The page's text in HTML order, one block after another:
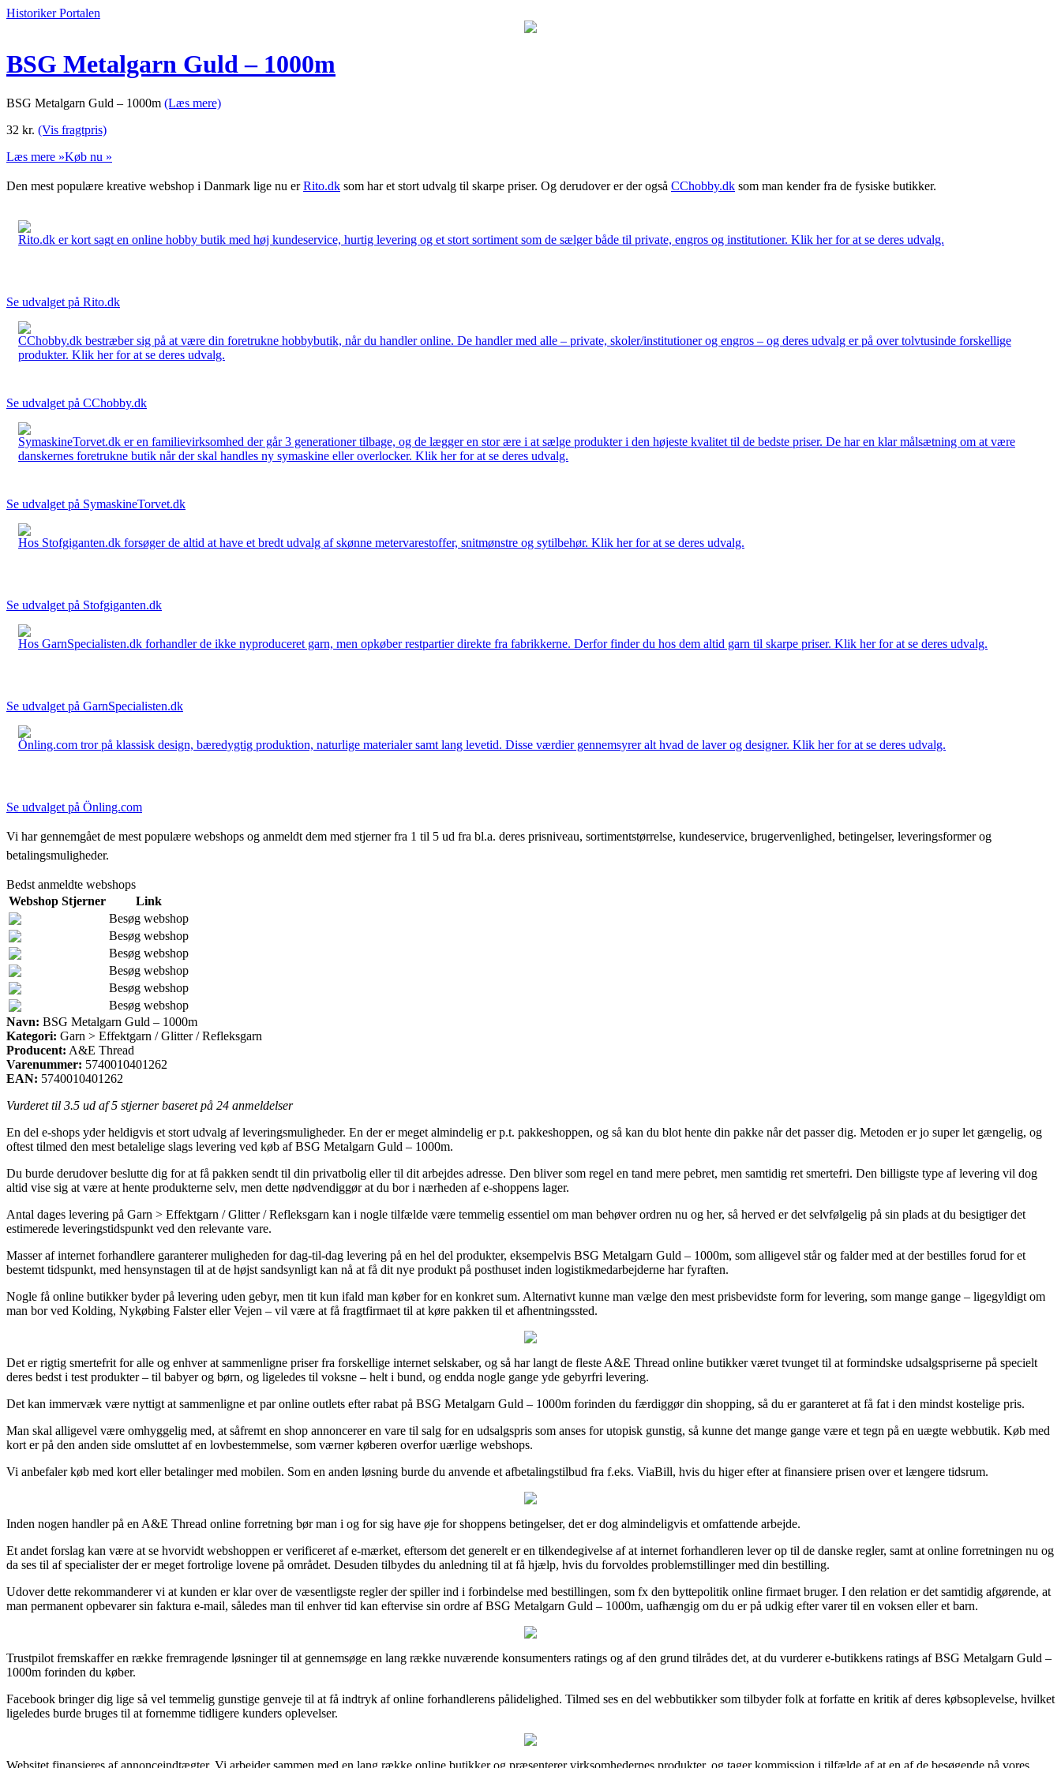
Historiker Portalen
BSG Metalgarn Guld – 1000m
BSG Metalgarn Guld – 1000m (Læs mere)
32 kr. (Vis fragtpris)
Læs mere »Køb nu »
Den mest populære kreative webshop i Danmark lige nu erRito.dk som har et stort udvalg til skarpe priser. Og derudover er der også CChobby.dk som man kender fra de fysiske butikker.
Rito.dk er kort sagt en online hobby butik med høj kundeservice, hurtig levering og et stort sortiment som de sælger både til private, engros og institutioner. Klik her for at se deres udvalg.
Se udvalget på Rito.dk
CChobby.dk bestræber sig på at være din foretrukne hobbybutik, når du handler online. De handler med alle – private, skoler/institutioner og engros – og deres udvalg er på over tolvtusinde forskellige
produkter. Klik her for at se deres udvalg.
Se udvalget på CChobby.dk
SymaskineTorvet.dk er en familievirksomhed der går 3 generationer tilbage, og de lægger en stor ære i at sælge produkter i den højeste kvalitet til de bedste priser. De har en klar målsætning om at være
danskernes foretrukne butik når der skal handles ny symaskine eller overlocker. Klik her for at se deres udvalg.
Se udvalget på SymaskineTorvet.dk
Hos Stofgiganten.dk forsøger de altid at have et bredt udvalg af skønne metervarestoffer, snitmønstre og sytilbehør. Klik her for at se deres udvalg.
Se udvalget på Stofgiganten.dk
Hos GarnSpecialisten.dk forhandler de ikke nyproduceret garn, men opkøber restpartier direkte fra fabrikkerne. Derfor finder du hos dem altid garn til skarpe priser. Klik her for at se deres udvalg.
Se udvalget på GarnSpecialisten.dk
Önling.com tror på klassisk design, bæredygtig produktion, naturlige materialer samt lang levetid. Disse værdier gennemsyrer alt hvad de laver og designer. Klik her for at se deres udvalg.
Se udvalget på Önling.com
Vi har gennemgået de mest populære webshops og anmeldt dem med stjerner fra 1 til 5 ud fra bl.a. deres prisniveau, sortimentstørrelse, kundeservice, brugervenlighed, betingelser, leveringsformer og
betalingsmuligheder.
Bedst anmeldte webshops
Webshop Stjerner
Link
Besøg webshop
Besøg webshop
Besøg webshop
Besøg webshop
Besøg webshop
Besøg webshop
Navn: BSG Metalgarn Guld – 1000m
Kategori: Garn > Effektgarn / Glitter / Refleksgarn
Producent: A&E Thread
Varenummer: 5740010401262
EAN: 5740010401262
Vurderet til 3.5 ud af 5 stjerner baseret på 24 anmeldelser
En del e-shops yder heldigvis et stort udvalg af leveringsmuligheder. En der er meget almindelig er p.t. pakkeshoppen, og så kan du blot hente din pakke når det passer dig. Metoden er jo super let gængelig, og
oftest tilmed den mest betalelige slags levering ved køb af BSG Metalgarn Guld – 1000m.
Du burde derudover beslutte dig for at få pakken sendt til din privatbolig eller til dit arbejdes adresse. Den bliver som regel en tand mere pebret, men samtidig ret smertefri. Den billigste type af levering vil dog
altid vise sig at være at hente produkterne selv, men dette nødvendiggør at du bor i nærheden af e-shoppens lager.
Antal dages levering på Garn > Effektgarn / Glitter / Refleksgarn kan i nogle tilfælde være temmelig essentiel om man behøver ordren nu og her, så herved er det selvfølgelig på sin plads at du besigtiger det
estimerede leveringstidspunkt ved den relevante vare.
Masser af internet forhandlere garanterer muligheden for dag-til-dag levering på en hel del produkter, eksempelvis BSG Metalgarn Guld – 1000m, som alligevel står og falder med at der bestilles forud for et
bestemt tidspunkt, med hensynstagen til at de højst sandsynligt kan nå at få dit nye produkt på posthuset inden logistikmedarbejderne har fyraften.
Nogle få online butikker byder på levering uden gebyr, men tit kun ifald man køber for en konkret sum. Alternativt kunne man vælge den mest prisbevidste form for levering, som mange gange – ligegyldigt om
man bor ved Kolding, Nykøbing Falster eller Vejen – vil være at få fragtfirmaet til at køre pakken til et afhentningssted.
Det er rigtig smertefrit for alle og enhver at sammenligne priser fra forskellige internet selskaber, og så har langt de fleste A&E Thread online butikker været tvunget til at formindske udsalgspriserne på specielt
deres bedst i test produkter – til babyer og børn, og ligeledes til voksne – helt i bund, og endda nogle gange yde gebyrfri levering.
Det kan immervæk være nyttigt at sammenligne et par online outlets efter rabat på BSG Metalgarn Guld – 1000m forinden du færdiggør din shopping, så du er garanteret at få fat i den mindst kostelige pris.
Man skal alligevel være omhyggelig med, at såfremt en shop annoncerer en vare til salg for en udsalgspris som anses for utopisk gunstig, så kunne det mange gange være et tegn på en uægte webbutik. Køb med
kort er på den anden side omsluttet af en lovbestemmelse, som værner køberen overfor uærlige webshops.
Vi anbefaler køb med kort eller betalinger med mobilen. Som en anden løsning burde du anvende et afbetalingstilbud fra f.eks. ViaBill, hvis du higer efter at finansiere prisen over et længere tidsrum.
Inden nogen handler på en A&E Thread online forretning bør man i og for sig have øje for shoppens betingelser, det er dog almindeligvis et omfattende arbejde.
Et andet forslag kan være at se hvorvidt webshoppen er verificeret af e-mærket, eftersom det generelt er en tilkendegivelse af at internet forhandleren lever op til de danske regler, samt at online forretningen nu og
da ses til af specialister der er meget fortrolige lovene på området. Desuden tilbydes du anledning til at få hjælp, hvis du forvoldes problemstillinger med din bestilling.
Udover dette rekommanderer vi at kunden er klar over de væsentligste regler der spiller ind i forbindelse med bestillingen, som fx den byttepolitik online firmaet bruger. I den relation er det samtidig afgørende, at
man permanent opbevarer sin faktura e-mail, således man til enhver tid kan eftervise sin ordre af BSG Metalgarn Guld – 1000m, uafhængig om du er på udkig efter varer til en voksen eller et barn.
Trustpilot fremskaffer en række fremragende løsninger til at gennemsøge en lang række nuværende konsumenters ratings og af den grund tilrådes det, at du vurderer e-butikkens ratings af BSG Metalgarn Guld –
1000m forinden du køber.
Facebook bringer dig lige så vel temmelig gunstige genveje til at få indtryk af online forhandlerens pålidelighed. Tilmed ses en del webbutikker som tilbyder folk at forfatte en kritik af deres købsoplevelse, hvilket
ligeledes burde bruges til at fornemme tidligere kunders oplevelser.
Websitet finansieres af annonceindtægter. Vi arbejder sammen med en lang række online butikker og præsenterer virksomhedernes produkter, og tager kommission i tilfælde af at en af de besøgende på vores